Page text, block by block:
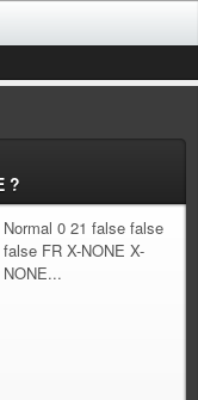
?
Normal 0 21 false false
false FR X-NONE X-
NONE...